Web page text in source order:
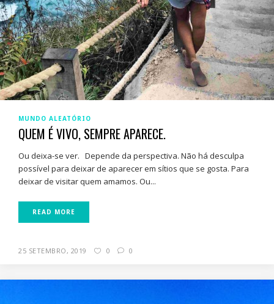
MUNDO ALEATÓRIO
QUEM É VIVO, SEMPRE APARECE.
Ou deixa-se ver. Depende da perspectiva. Não há desculpa
possível para deixar de aparecer em sítios que se gosta. Para
deixar de visitar quem amamos. Ou...
READ MORE
25 SETEMBRO, 2019 0 0